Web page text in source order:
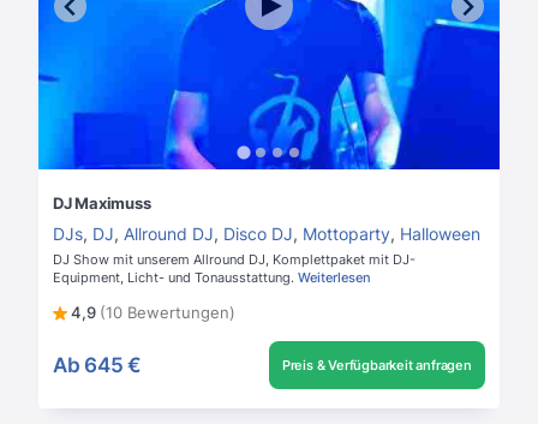
DJ Maximuss
DJs, DJ, Allround DJ, Disco DJ, Mottoparty, Halloween
DJ Show mit unserem Allround DJ, Komplettpaket mit DJ-
Equipment, Licht- und Tonausstattung. Weiterlesen
4,9 (10 Bewertungen)
Ab 645 € Preis & Verfügbarkeit anfragen